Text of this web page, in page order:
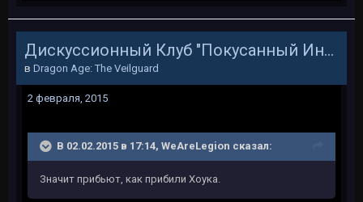
Дискуссионный Клуб "Покусанный Инквизитор"
в Dragon Age: The Veilguard
2 февраля, 2015
В 02.02.2015 в 17:14, WeAreLegion сказал:
Значит прибьют, как прибили Хоука.